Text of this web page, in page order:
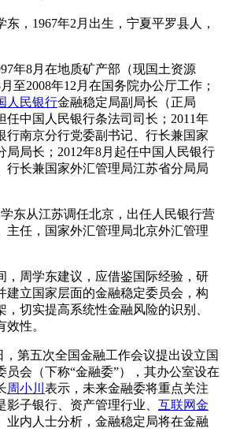
1967年2月出生，宁夏平罗县人，
年8月在地质矿产部（现国土资源
至2008年12月在国务院办公厅工作；
人民银行金融稳定局副局长（正局
任中国人民银行条法司司长；2011年
行南京分行党委副书记、行长兼国家
局局长；2012年8月起任中国人民银行
行长兼国家外汇管理局江苏省分局局
从江苏调任北京，出任人民银行营
主任，国家外汇管理局北京外汇管理
周学东建议，应借鉴国际经验，研
建立国家层面的金融稳定委员会，构
，切实提高系统性金融风险的识别、
性。
第五次全国金融工作会议提出设立国
员会（下称“金融委”），其办公室设在
周小川 表示，未来金融委将重点关注
影子银行、资产管理行业、 互联网金
业内人士分析，金融稳定局将在金融